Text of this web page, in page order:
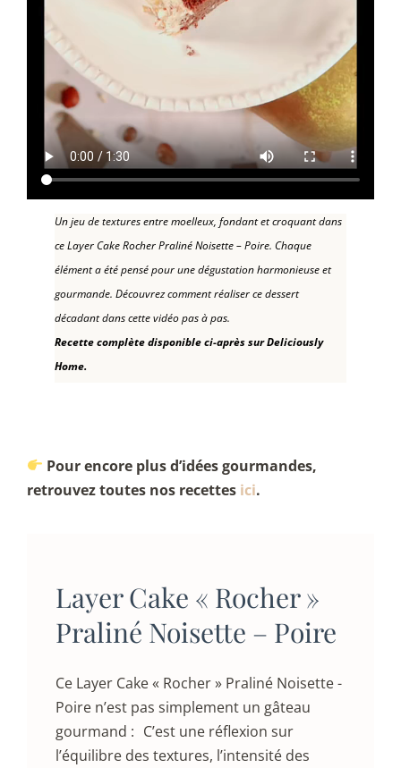
Un jeu de textures entre moelleux, fondant et croquant dans
ce Layer Cake Rocher Praliné Noisette – Poire. Chaque
élément a été pensé pour une dégustation harmonieuse et
gourmande. Découvrez comment réaliser ce dessert
décadant dans cette vidéo pas à pas.
Recette complète disponible ci-après sur Deliciously
Home.
Pour encore plus d’idées gourmandes,
retrouvez toutes nos recettes ici.
Layer Cake « Rocher »
Praliné Noisette – Poire
Ce Layer Cake « Rocher » Praliné Noisette -
Poire n’est pas simplement un gâteau
gourmand : C’est une réflexion sur
l’équilibre des textures, l’intensité des